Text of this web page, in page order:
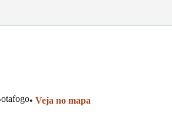
• Veja no mapa